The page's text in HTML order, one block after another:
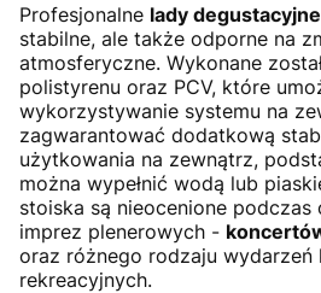
Profesjonalne lady degustacyjne
stabilne, ale także odporne na
atmosferyczne. Wykonane
polistyrenu oraz PCV, które
wykorzystywanie systemu na
zagwarantować dodatkową
użytkowania na zewnątrz,
można wypełnić wodą lub
stoiska są nieocenione podczas
imprez plenerowych -
oraz różnego rodzaju wydarzeń
rekreacyjnych.